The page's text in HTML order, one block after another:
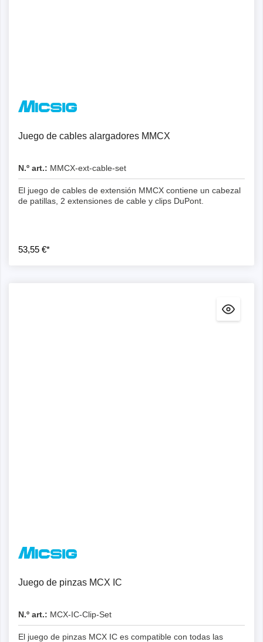
Juego de cables alargadores MMCX
N.º art.: MMCX-ext-cable-set
El juego de cables de extensión MMCX contiene un cabezal
de patillas, 2 extensiones de cable y clips DuPont.
53,55 €*
Juego de pinzas MCX IC
N.º art.: MCX-IC-Clip-Set
El juego de pinzas MCX IC es compatible con todas las